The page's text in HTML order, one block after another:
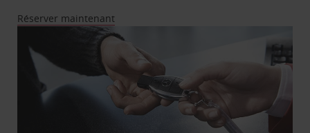
Réserver maintenant